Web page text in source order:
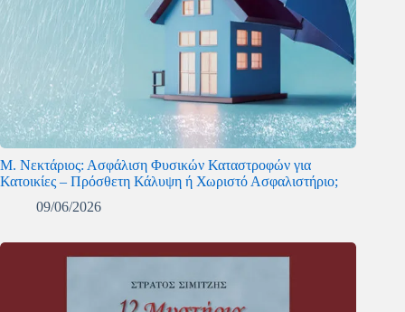
Μ. Νεκτάριος: Ασφάλιση Φυσικών Καταστροφών για
Κατοικίες – Πρόσθετη Κάλυψη ή Χωριστό Ασφαλιστήριο;
09/06/2026